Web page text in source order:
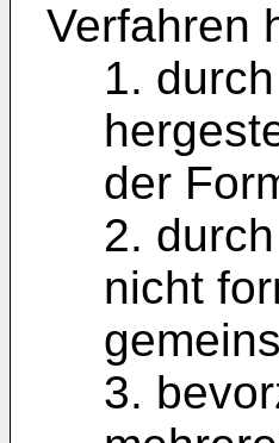
Verfahren
1.
der
2.
nicht
3.